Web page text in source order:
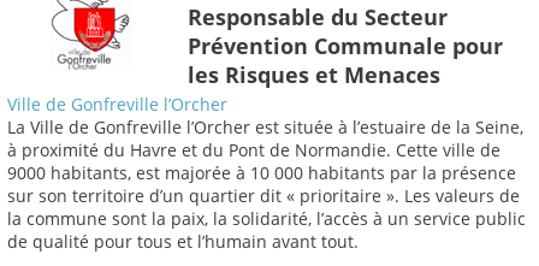
Responsable du Secteur
Prévention Communale pour
les Risques et Menaces
Ville de Gonfreville l’Orcher
La Ville de Gonfreville l’Orcher est située à l’estuaire de la Seine,
à proximité du Havre et du Pont de Normandie. Cette ville de
9000 habitants, est majorée à 10 000 habitants par la présence
sur son territoire d’un quartier dit « prioritaire ». Les valeurs de
la commune sont la paix, la solidarité, l’accès à un service public
de qualité pour tous et l’humain avant tout.